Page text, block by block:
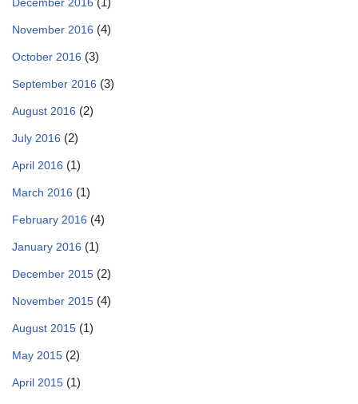
November 2016 (4)
October 2016 (3)
September 2016 (3)
August 2016 (2)
July 2016 (2)
April 2016 (1)
March 2016 (1)
February 2016 (4)
January 2016 (1)
December 2015 (2)
November 2015 (4)
August 2015 (1)
May 2015 (2)
April 2015 (1)